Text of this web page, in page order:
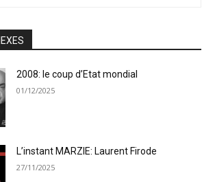
2008: le coup d’Etat mondial
01/12/2025
L’instant MARZIE: Laurent Firode
27/11/2025